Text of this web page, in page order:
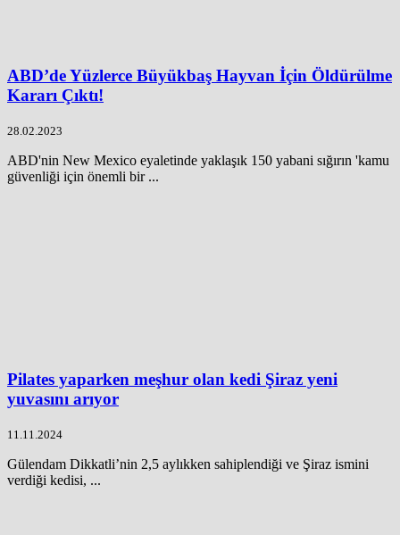
ABD’de Yüzlerce Büyükbaş Hayvan İçin Öldürülme
Kararı Çıktı!
28.02.2023
ABD'nin New Mexico eyaletinde yaklaşık 150 yabani sığırın 'kamu
güvenliği için önemli bir ...
Pilates yaparken meşhur olan kedi Şiraz yeni
yuvasını arıyor
11.11.2024
Gülendam Dikkatli’nin 2,5 aylıkken sahiplendiği ve Şiraz ismini
verdiği kedisi, ...